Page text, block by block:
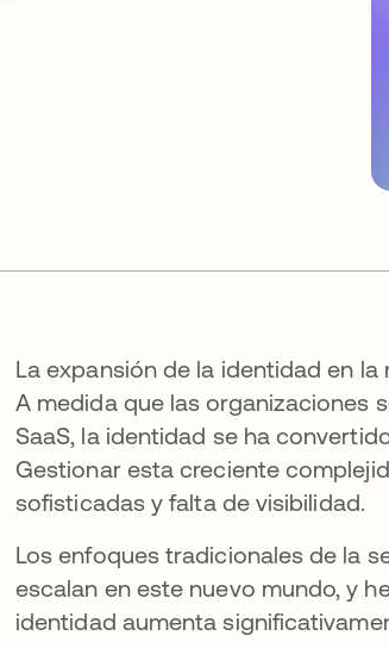
La expansión de la identidad en
A medida que las organizaciones
SaaS, la identidad se ha
Gestionar esta creciente
sofisticadas y falta de visibilidad.
Los enfoques tradicionales de la
escalan en este nuevo mundo, y
identidad aumenta